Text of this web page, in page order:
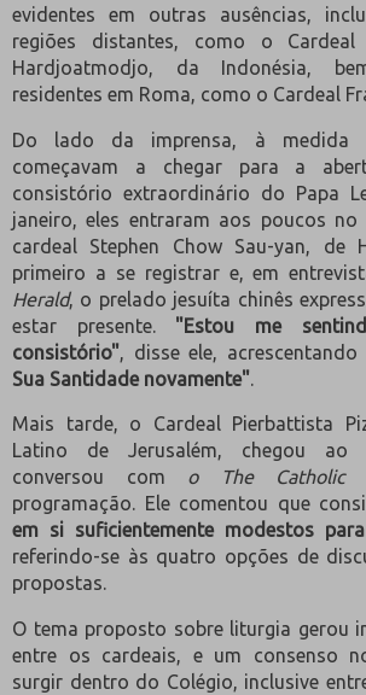
evidentes em outras ausências,
regiões distantes, como o Cardeal
Hardjoatmodjo, da Indonésia,
residentes em Roma, como o Cardeal
Do lado da imprensa, à medida
começavam a chegar para a
consistório extraordinário do Papa
janeiro, eles entraram aos poucos no
cardeal Stephen Chow Sau-yan,
primeiro a se registrar e, em
Herald, o prelado jesuíta chinês
estar presente. "Estou me
consistório" , disse ele,
Sua Santidade novamente"
Mais tarde, o Cardeal Pierbattista
Latino de Jerusalém, chegou ao
conversou com o The Catholic
programação. Ele comentou que
em si suficientemente modestos
referindo-se às quatro opções de
propostas.
O tema proposto sobre liturgia gerou
entre os cardeais, e um consenso
surgir dentro do Colégio, inclusive